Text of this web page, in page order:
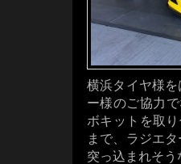
横浜タイヤ様
ー様のご協力
ボキットを取
まで、ラジエ
突っ込まれそう